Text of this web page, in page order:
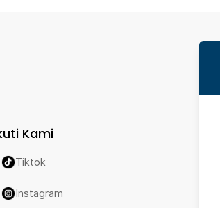
Kami
Tiktok
Instagram